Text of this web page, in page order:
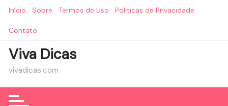
Início Sobre Termos de Uso Politicas de Privacidade
Contato
Viva Dicas
vivadicas.com